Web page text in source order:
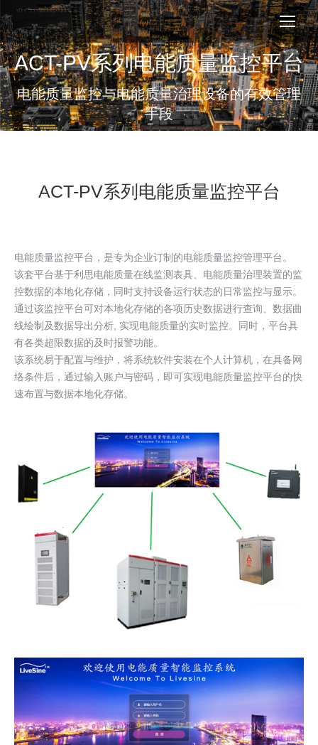
ACT-PV系列电能质量监控平台
电能质量监控与电能质量治理设备的有效管理
手段
您在这里：
ACT-PV系列电能质量监控平台
电能质量监控平台，是专为企业订制的电能质量监控管理平台。
该套平台基于利思电能质量在线监测表具、电能质量治理装置的监
控数据的本地化存储，同时支持设备运行状态的日常监控与显示。
通过该监控平台可对本地化存储的各项历史数据进行查询、数据曲
线绘制及数据导出分析, 实现电能质量的实时监控。同时，平台具
有各类超限数据的及时报警功能。
该系统易于配置与维护，将系统软件安装在个人计算机，在具备网
络条件后，通过输入账户与密码，即可实现电能质量监控平台的快
速布置与数据本地化存储。